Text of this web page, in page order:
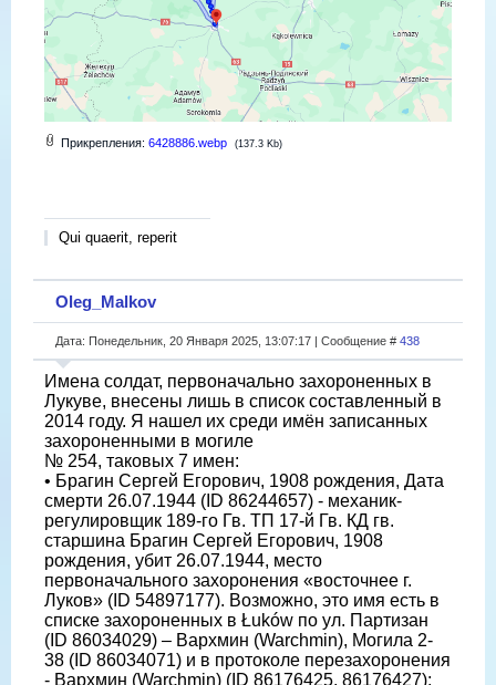
Прикрепления: 6428886.webp (137.3 Kb)
Qui quaerit, reperit
Oleg_Malkov
Дата: Понедельник, 20 Января 2025, 13:07:17 | Сообщение # 438
Имена солдат, первоначально захороненных в
Лукуве, внесены лишь в список составленный в
2014 году. Я нашел их среди имён записанных
захороненными в могиле
№ 254, таковых 7 имен:
• Брагин Сергей Егорович, 1908 рождения, Дата
смерти 26.07.1944 (ID 86244657) - механик-
регулировщик 189-го Гв. ТП 17-й Гв. КД гв.
старшина Брагин Сергей Егорович, 1908
рождения, убит 26.07.1944, место
первоначального захоронения «восточнее г.
Луков» (ID 54897177). Возможно, это имя есть в
списке захороненных в Łuków по ул. Партизан
(ID 86034029) – Вархмин (Warchmin), Могила 2-
38 (ID 86034071) и в протоколе перезахоронения
- Вархмин (Warchmin) (ID 86176425, 86176427);